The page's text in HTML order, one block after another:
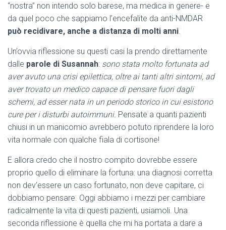
“nostra” non intendo solo barese, ma medica in genere- e
da quel poco che sappiamo l’encefalite da anti-NMDAR
può recidivare, anche a distanza di molti anni.
Un’ovvia riflessione su questi casi la prendo direttamente
dalle parole di Susannah: sono stata molto fortunata ad
aver avuto una crisi epilettica, oltre ai tanti altri sintomi, ad
aver trovato un medico capace di pensare fuori dagli
schemi, ad esser nata in un periodo storico in cui esistono
cure per i disturbi autoimmuni. Pensate a quanti pazienti
chiusi in un manicomio avrebbero potuto riprendere la loro
vita normale con qualche fiala di cortisone!
E allora credo che il nostro compito dovrebbe essere
proprio quello di eliminare la fortuna: una diagnosi corretta
non dev’essere un caso fortunato, non deve capitare, ci
dobbiamo pensare. Oggi abbiamo i mezzi per cambiare
radicalmente la vita di questi pazienti, usiamoli. Una
seconda riflessione è quella che mi ha portata a dare a